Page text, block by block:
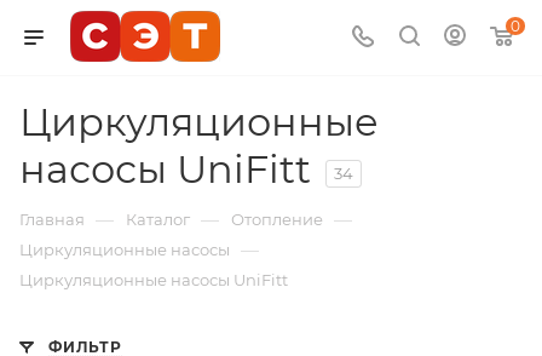
0
Циркуляционные
насосы UniFitt
34
Главная — Каталог — Отопление —
Циркуляционные насосы —
Циркуляционные насосы UniFitt
ФИЛЬТР